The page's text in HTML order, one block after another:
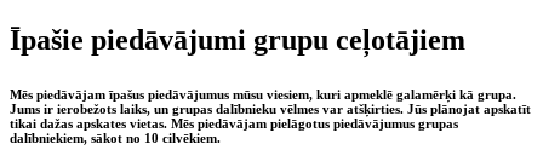
Īpašie piedāvājumi grupu ceļotājiem
Mēs piedāvājam īpašus piedāvājumus mūsu viesiem, kuri apmeklē galamērķi kā grupa.
Jums ir ierobežots laiks, un grupas dalībnieku vēlmes var atšķirties. Jūs plānojat apskatīt
tikai dažas apskates vietas. Mēs piedāvājam pielāgotus piedāvājumus grupas
dalībniekiem, sākot no 10 cilvēkiem.